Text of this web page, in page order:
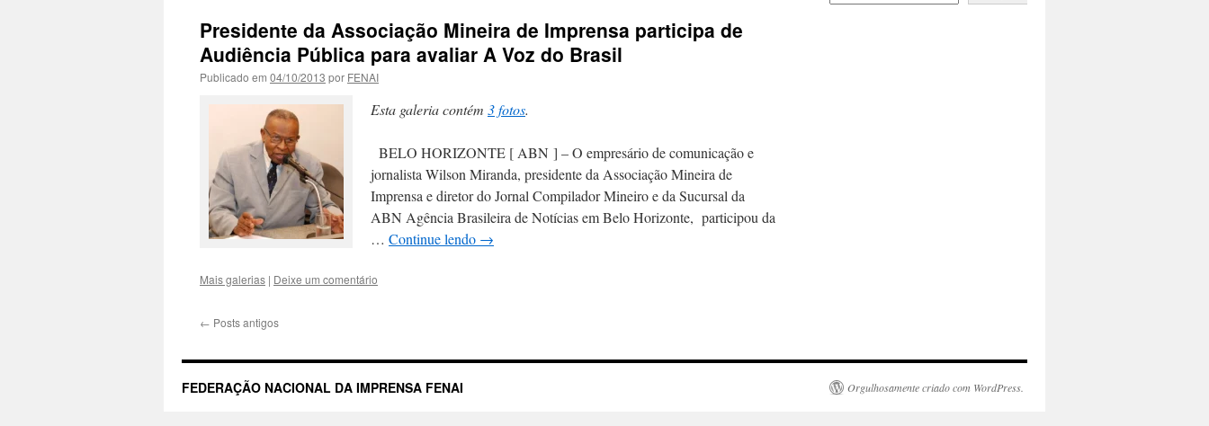
Presidente da Associação Mineira de Imprensa participa de
Audiência Pública para avaliar A Voz do Brasil
Publicado em 04/10/2013 por FENAI
Esta galeria contém 3 fotos.
BELO HORIZONTE [ ABN ] – O empresário de comunicação e
jornalista Wilson Miranda, presidente da Associação Mineira de
Imprensa e diretor do Jornal Compilador Mineiro e da Sucursal da
ABN Agência Brasileira de Notícias em Belo Horizonte, participou da
… Continue lendo →
Mais galerias | Deixe um comentário
← Posts antigos
FEDERAÇÃO NACIONAL DA IMPRENSA FENAI Orgulhosamente criado com WordPress.